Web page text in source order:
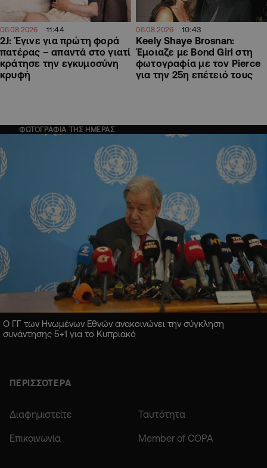
06.08.2026 11:44
2J: Έγινε για πρώτη φορά
πατέρας – απαντά στο γιατί
κράτησε την εγκυμοσύνη
κρυφή
06.08.2026 10:43
Keely Shaye Brosnan:
Έμοιαζε με Bond Girl στη
φωτογραφία με τον Pierce
για την 25η επέτειό τους
ΦΩΤΟΓΡΑΦΙΑ ΤΗΣ ΗΜΕΡΑΣ
Ο ΓΓ των Ηνωμένων Εθνών ανακοινώνει την σύγκληση
συνάντησης 5+1 για το Κυπριακό
ΠΕΡΙΣΣΟΤΕΡΑ
Διαφημιστείτε Ταυτότητα
Επικοινωνία Member of COPA